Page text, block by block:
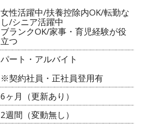
女性活躍中/扶養控除内OK/転勤な
し/シニア活躍中
ブランクOK/家事・育児経験が役
立つ
パート・アルバイト
※契約社員・正社員登用有
6ヶ月（更新あり）
2週間（変動無し）